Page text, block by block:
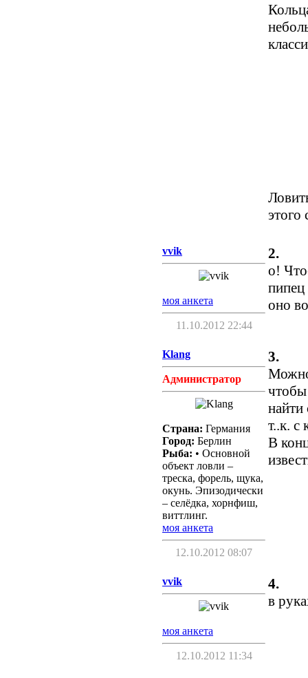
этого
vvik
моя анкета
11.10.2012 22:44
2.
о!
пипец
оно
Klang
Администратор
Страна: Германия
Город: Берлин
Рыба: • Основной
объект ловли –
треска, форель, щука,
окунь. Эпизодически
– селёдка, хорнфиш,
виттлинг.
моя анкета
12.10.2012 08:07
3.
найти
т..к. с
В
vvik
моя анкета
12.10.2012 11:34
4.
в